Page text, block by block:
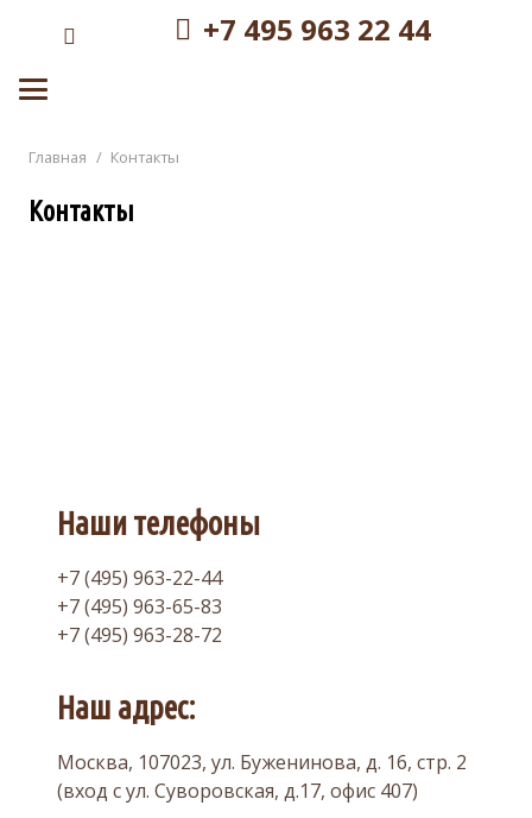
+7 495 963 22 44
Главная / Контакты
Контакты
Наши телефоны
+7 (495) 963-22-44
+7 (495) 963-65-83
+7 (495) 963-28-72
Наш адрес:
Москва, 107023, ул. Буженинова, д. 16, стр. 2
(вход с ул. Суворовская, д.17, офис 407)